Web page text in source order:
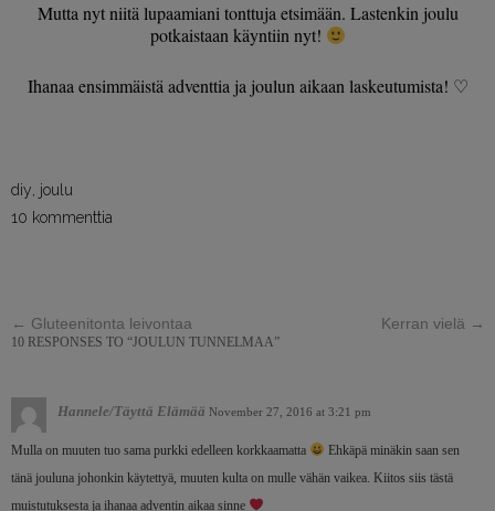
Mutta nyt niitä lupaamiani tonttuja etsimään. Lastenkin joulu
potkaistaan käyntiin nyt!
Ihanaa ensimmäistä adventtia ja joulun aikaan laskeutumista! ♡
diy, joulu
10 kommenttia
← Gluteenitonta leivontaa Kerran vielä →
10 RESPONSES TO “JOULUN TUNNELMAA”
Hannele/Täyttä Elämää November 27, 2016 at 3:21 pm
Mulla on muuten tuo sama purkki edelleen korkkaamatta
Ehkäpä minäkin saan sen
tänä jouluna johonkin käytettyä, muuten kulta on mulle vähän vaikea. Kiitos siis tästä
muistutuksesta ja ihanaa adventin aikaa sinne